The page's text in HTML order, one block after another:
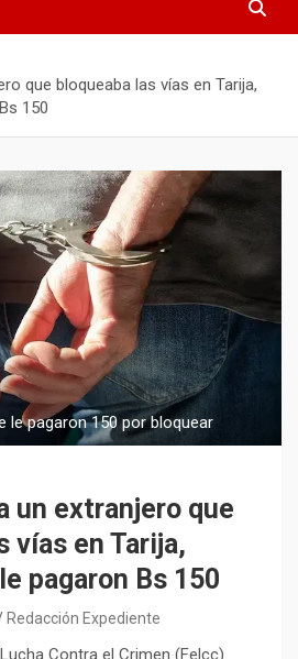
que bloqueaba las vías en Tarija,
150
le pagaron 150 por bloquear
un extranjero que
vías en Tarija,
pagaron Bs 150
Redacción Expediente